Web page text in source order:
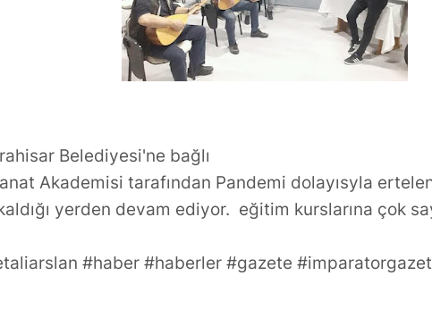
Belediyesi'ne bağlı
Akademisi tarafından Pandemi dolayısyla
yerden devam ediyor. eğitim kurslarına çok
#haber #haberler #gazete
Oluyor?
Büşra